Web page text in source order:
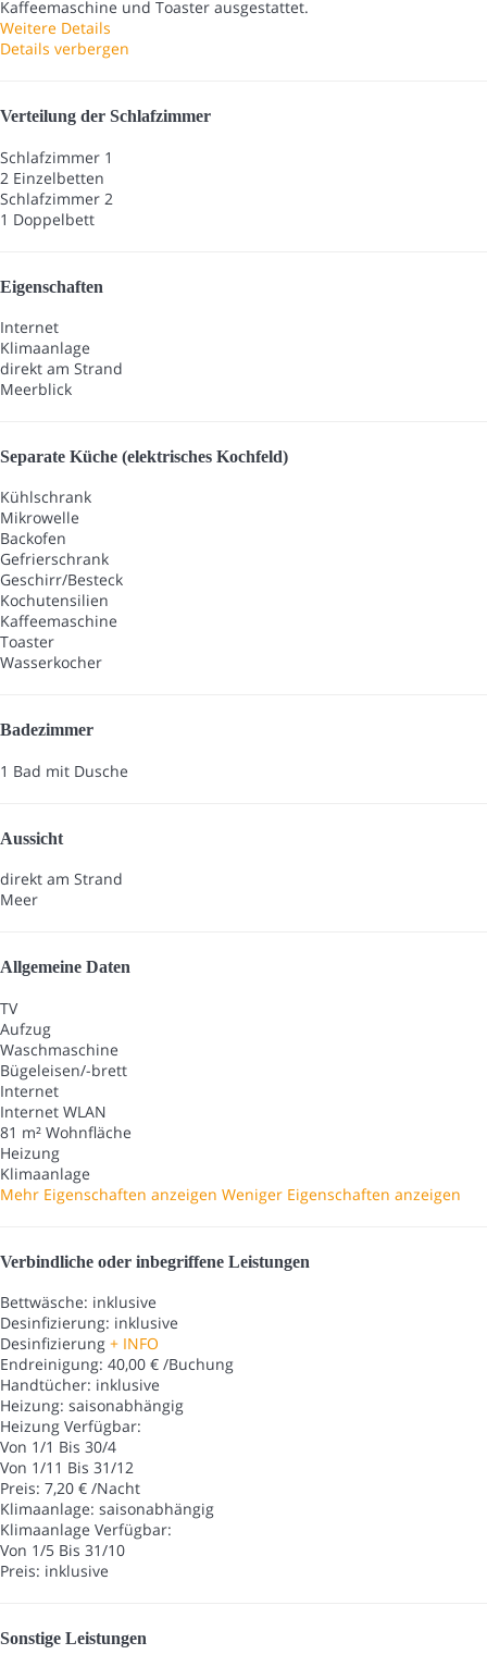
Kaffeemaschine und Toaster ausgestattet.
Weitere Details
Details verbergen
Verteilung der Schlafzimmer
Schlafzimmer 1
2 Einzelbetten
Schlafzimmer 2
1 Doppelbett
Eigenschaften
Internet
Klimaanlage
direkt am Strand
Meerblick
Separate Küche (elektrisches Kochfeld)
Kühlschrank
Mikrowelle
Backofen
Gefrierschrank
Geschirr/Besteck
Kochutensilien
Kaffeemaschine
Toaster
Wasserkocher
Badezimmer
1 Bad mit Dusche
Aussicht
direkt am Strand
Meer
Allgemeine Daten
TV
Aufzug
Waschmaschine
Bügeleisen/-brett
Internet
Internet WLAN
81 m² Wohnfläche
Heizung
Klimaanlage
Mehr Eigenschaften anzeigen Weniger Eigenschaften anzeigen
Verbindliche oder inbegriffene Leistungen
Bettwäsche: inklusive
Desinfizierung: inklusive
Desinfizierung + INFO
Endreinigung: 40,00 € /Buchung
Handtücher: inklusive
Heizung: saisonabhängig
Heizung Verfügbar:
Von 1/1 Bis 30/4
Von 1/11 Bis 31/12
Preis: 7,20 € /Nacht
Klimaanlage: saisonabhängig
Klimaanlage Verfügbar:
Von 1/5 Bis 31/10
Preis: inklusive
Sonstige Leistungen